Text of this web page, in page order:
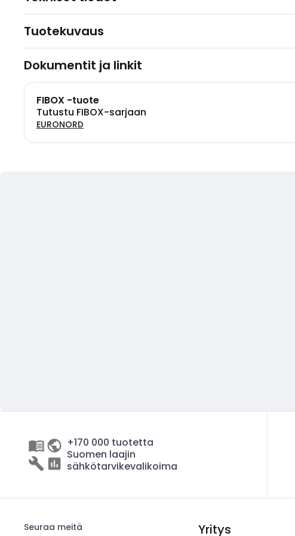
Tuotekuvaus
Dokumentit ja linkit
FIBOX -tuote
Tutustu FIBOX-sarjaan
EURONORD
+170 000 tuotetta
Suomen laajin
sähkötarvikevalikoima
Seuraa meitä Yritys